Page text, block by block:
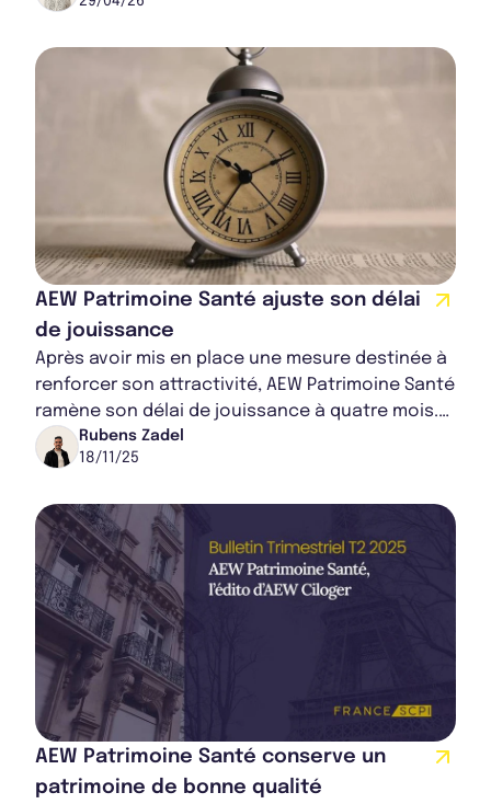
Bulletin 2023 T3
Rapport Annuel 2024
Rapport Annuel 2023
typolog...
AEW Patrimoine Santé ajuste son délai
de jouissance
Après avoir mis en place une mesure destinée à
renforcer son attractivité, AEW Patrimoine Santé
ramène son délai de jouissance à quatre mois.
Une décision stratégique qui semble av...
Rubens Zadel
18/11/25
AEW Patrimoine Santé conserve un
patrimoine de bonne qualité